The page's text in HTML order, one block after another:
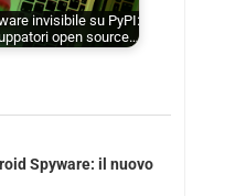
invisibile su PyPI:
open source…
Spyware: il nuovo